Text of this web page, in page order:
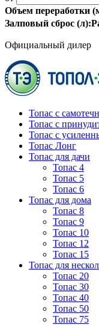
Объем переработки
Залповый сброс (л):
Официальный дилер
Топас с
Топас с
Топас с
Топас Лонг
Топас для дачи
Топас 4
Топас 5
Топас 6
Топас для дома
Топас 8
Топас 9
Топас 10
Топас 12
Топас 15
Топас для
Топас 20
Топас 30
Топас 40
Топас 50
Топас 75